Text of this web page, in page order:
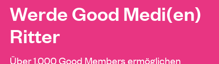
Werde Good Medi(en)
Ritter
Über 1.000 Good Members ermöglichen